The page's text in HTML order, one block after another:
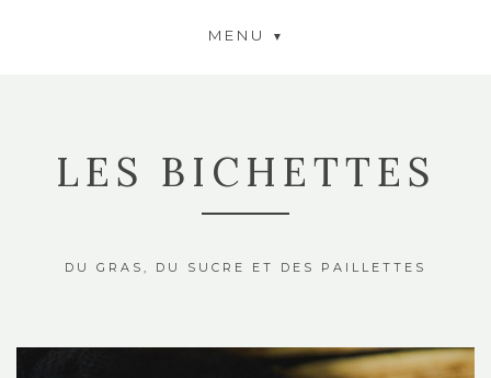
MENU
LES BICHETTES
DU GRAS, DU SUCRE ET DES PAILLETTES